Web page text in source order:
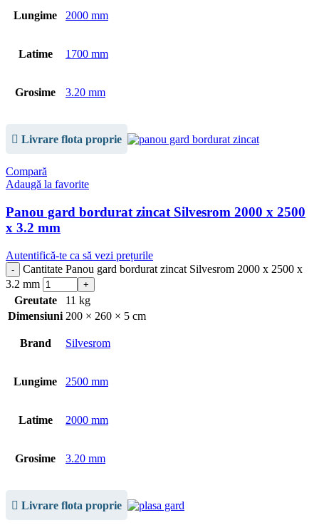
Lungime 2000 mm
Latime 1700 mm
Grosime 3.20 mm
Livrare flota proprie
Compară
Adaugă la favorite
Panou gard bordurat zincat Silvesrom 2000 x 2500
x 3.2 mm
Autentifică-te ca să vezi prețurile
Cantitate Panou gard bordurat zincat Silvesrom 2000 x 2500 x
3.2 mm
Greutate
11 kg
Dimensiuni 200 × 260 × 5 cm
Brand Silvesrom
Lungime 2500 mm
Latime 2000 mm
Grosime 3.20 mm
Livrare flota proprie